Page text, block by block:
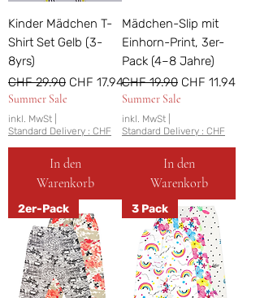
Kinder Mädchen T-
Shirt Set Gelb (3-
8yrs)
Standardpreis
CHF 29.90 Sale-Preis
CHF 17.94
Summer Sale
inkl. MwSt
Standard Delivery : CHF
In den
Warenkorb
Mädchen-Slip mit
Einhorn-Print, 3er-
Pack (4–8 Jahre)
Standardpreis
CHF 19.90 Sale-Preis
CHF 11.94
Summer Sale
inkl. MwSt
Standard Delivery : CHF
In den
Warenkorb
2er-Pack 3 Pack